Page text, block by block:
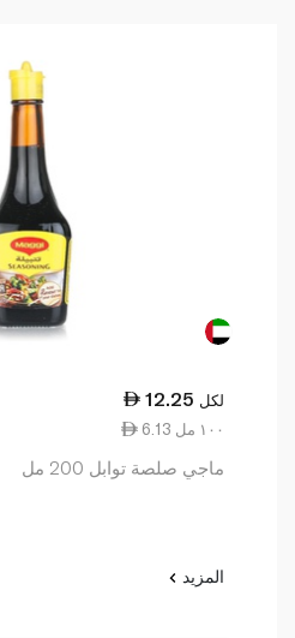
12.25 لكل
6.13 ١٠٠ مل
ماجي صلصة توابل 200 مل
المزيد